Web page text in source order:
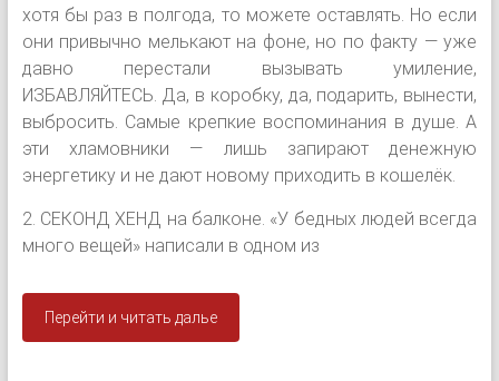
хотя бы раз в полгода, то можете оставлять. Но если
они привычно мелькают на фоне, но по факту — уже
давно перестали вызывать умиление,
ИЗБАВЛЯЙТЕСЬ. Да, в коробку, да, подарить, вынести,
выбросить. Самые крепкие воспоминания в душе. А
эти хламовники — лишь запирают денежную
энергетику и не дают новому приходить в кошелёк.
2. СЕКОНД ХЕНД на балконе. «У бедных людей всегда
много вещей» написали в одном из
Перейти и читать далье